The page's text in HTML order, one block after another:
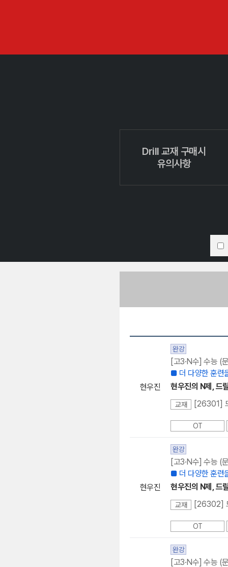
Drill 교재 구매시
유의사항
현우진
완강
[고3·N수] 수능 (
■ 더 다양한 훈련
현우진의 N제, 드
교재 [26301]
OT
현우진
완강
[고3·N수] 수능 (
■ 더 다양한 훈련
현우진의 N제, 드
교재 [26302]
OT
완강
[고3·N수] 수능 (